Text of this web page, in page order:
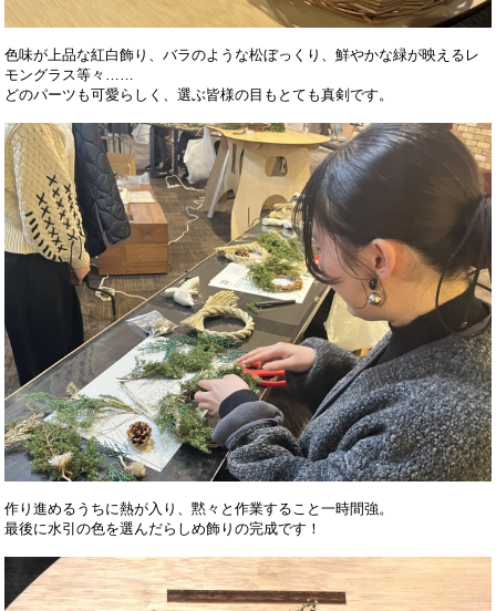
色味が上品な紅白飾り、バラのような松ぼっくり、鮮やかな緑が映えるレ
モングラス等々……
どのパーツも可愛らしく、選ぶ皆様の目もとても真剣です。
作り進めるうちに熱が入り、黙々と作業すること一時間強。
最後に水引の色を選んだらしめ飾りの完成です！